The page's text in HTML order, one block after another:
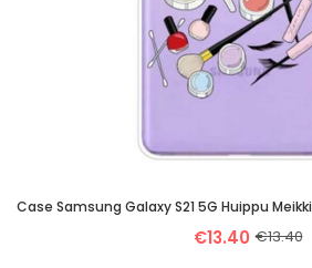
Case Samsung Galaxy S21 5G Huippu Meikki
€13.40 €13.40